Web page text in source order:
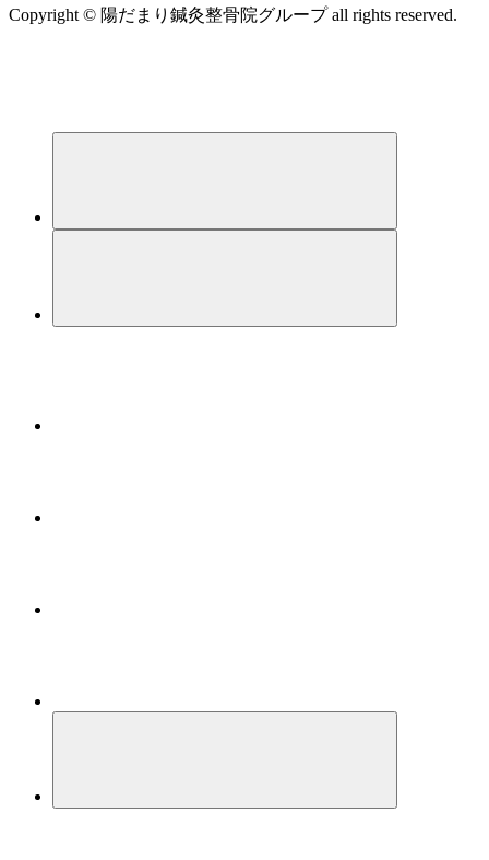
Copyright © 陽だまり鍼灸整骨院グループ all rights reserved.